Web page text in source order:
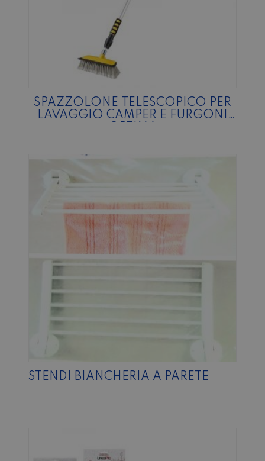
SPAZZOLONE TELESCOPICO PER
LAVAGGIO CAMPER E FURGONI
STENDI BIANCHERIA A PARETE